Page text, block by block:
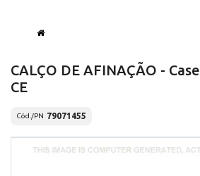
CALÇO DE AFINAÇÃO - Case
CE
Cód./PN 79071455